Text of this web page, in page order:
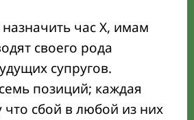
час X, имам
своего рода
супругов.
позиций; каждая
сбой в любой из них